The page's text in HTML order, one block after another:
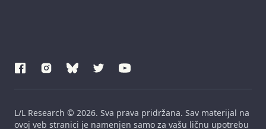
L/L Research © 2026. Sva prava pridržana. Sav materijal na
ovoj veb stranici je namenjen samo za vašu ličnu upotrebu